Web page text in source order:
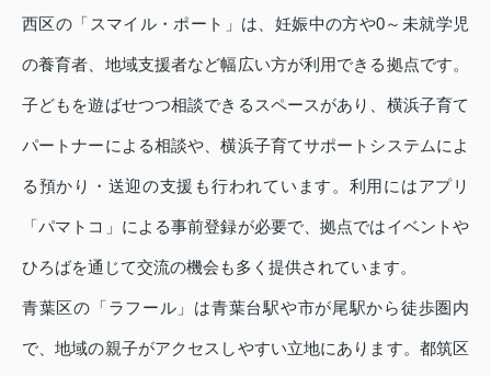
西区の「スマイル・ポート」は、妊娠中の方や0～未就学児
の養育者、地域支援者など幅広い方が利用できる拠点です。
子どもを遊ばせつつ相談できるスペースがあり、横浜子育て
パートナーによる相談や、横浜子育てサポートシステムによ
る預かり・送迎の支援も行われています。利用にはアプリ
「パマトコ」による事前登録が必要で、拠点ではイベントや
ひろばを通じて交流の機会も多く提供されています。
青葉区の「ラフール」は青葉台駅や市が尾駅から徒歩圏内
で、地域の親子がアクセスしやすい立地にあります。都筑区